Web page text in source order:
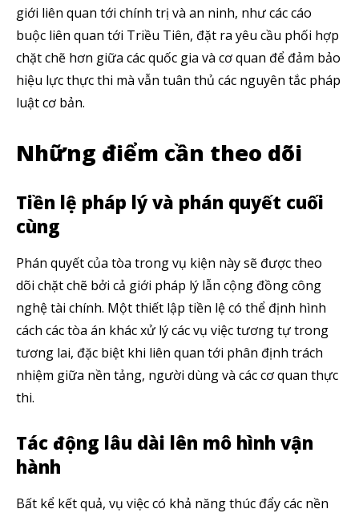
Chúng tôi mang lại trải nghiệm thú vị với tin tức nhanh chóng, góc
nhìn thị trường trực quan và mang lại lượng kiến thức cần thiết trong
thị trường tài chính.
SUBSCRIBE
Theo Dõi Chúng Tôi
5,320 2,500 58,000
giới liên quan tới chính trị và an ninh, như các cáo
buộc liên quan tới Triều Tiên, đặt ra yêu cầu phối hợp
chặt chẽ hơn giữa các quốc gia và cơ quan để đảm bảo
hiệu lực thực thi mà vẫn tuân thủ các nguyên tắc pháp
luật cơ bản.
Những điểm cần theo dõi
Tiền lệ pháp lý và phán quyết cuối
cùng
Phán quyết của tòa trong vụ kiện này sẽ được theo
dõi chặt chẽ bởi cả giới pháp lý lẫn cộng đồng công
nghệ tài chính. Một thiết lập tiền lệ có thể định hình
cách các tòa án khác xử lý các vụ việc tương tự trong
tương lai, đặc biệt khi liên quan tới phân định trách
nhiệm giữa nền tảng, người dùng và các cơ quan thực
thi.
Tác động lâu dài lên mô hình vận
hành
Bất kể kết quả, vụ việc có khả năng thúc đẩy các nền